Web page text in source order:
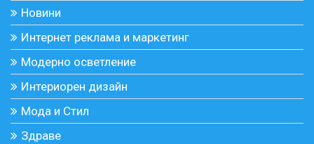
Новини
Интернет реклама и маркетинг
Модерно осветление
Интериорен дизайн
Мода и Стил
Здраве